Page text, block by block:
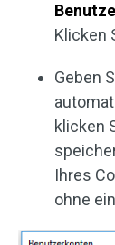
Klicken
Geben
klicken
Ihres
ohne